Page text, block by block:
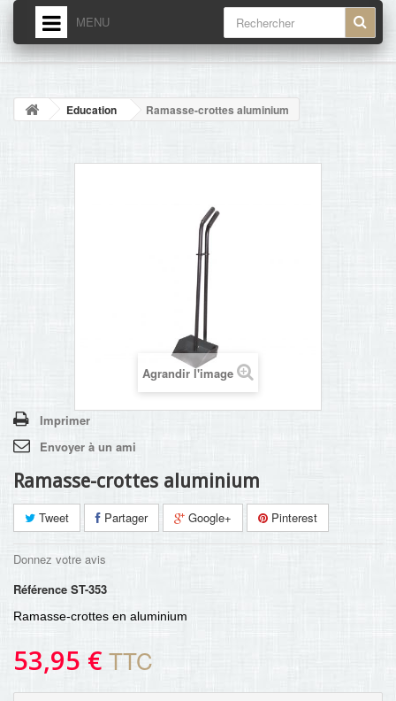
MENU
ACCUEIL
NOUVELLES
CONTACT
Education Ramasse-crottes aluminium
Agrandir l'image
Imprimer
Envoyer à un ami
Ramasse-crottes aluminium
Tweet Partager Google+ Pinterest
Donnez votre avis
Référence ST-353
Ramasse-crottes en aluminium
53,95 € TTC